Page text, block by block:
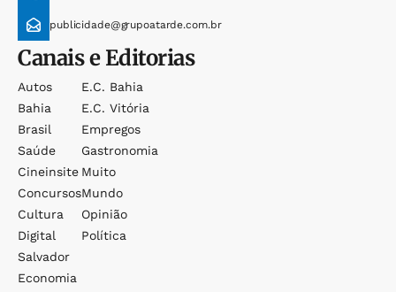
publicidade@grupoatarde.com.br
Canais e Editorias
Autos
Bahia
Brasil
Saúde
Cineinsite
Concursos
Cultura
Digital
Salvador
Economia
E.c. Bahia
E.c. Vitória
Empregos
Gastronomia
Muito
Mundo
Opinião
Política